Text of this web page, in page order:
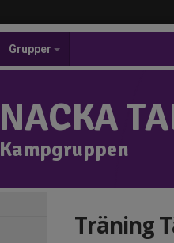
Grupper
NACKA
Kampgruppen
Träning